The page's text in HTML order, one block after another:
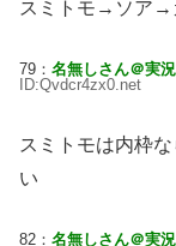
スミトモ→ソア→
79： 名無しさん＠実
ID:Qvdcr4zx0.net
スミトモは内枠
い
82： 名無しさん＠実